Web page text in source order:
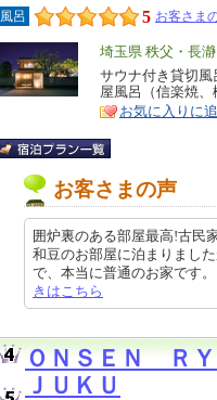
風呂 5 お客さま
エ
リ
ア
埼玉県 秩父・長瀞
特
徴
サウナ付き貸切
屋風呂（信楽焼
お気に入りに
お客さまの声
囲炉裏のある部屋最高!古民
和豆のお部屋に泊まりまし
で、本当に普通のお家です
きはこちら
ＯＮＳＥＮ Ｒ
ＪＵＫＵ